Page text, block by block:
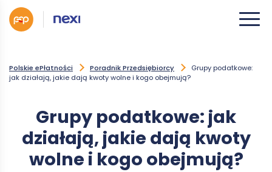
Polskie ePłatności Poradnik Przedsiębiorcy
Grupy podatkowe:
jak działają, jakie dają kwoty wolne i kogo obejmują?
Grupy podatkowe: jak
działają, jakie dają kwoty
wolne i kogo obejmują?